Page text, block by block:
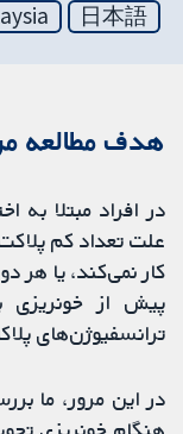
日本語
هدف مطالعه
در افراد مبتلا به
علت تعداد کم
کار نمی‌کند، یا هر
پیش از خونریزی
ترانسفیوژن‌های
در این مرور، ما